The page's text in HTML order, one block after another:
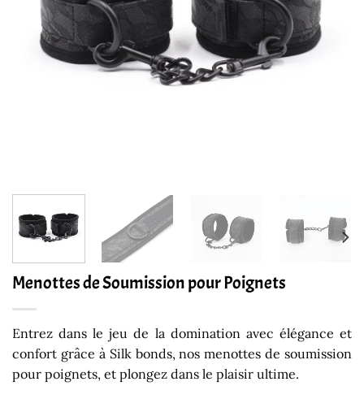
Menottes de Soumission pour Poignets
Entrez dans le jeu de la domination avec élégance et
confort grâce à Silk bonds, nos menottes de soumission
pour poignets, et plongez dans le plaisir ultime.